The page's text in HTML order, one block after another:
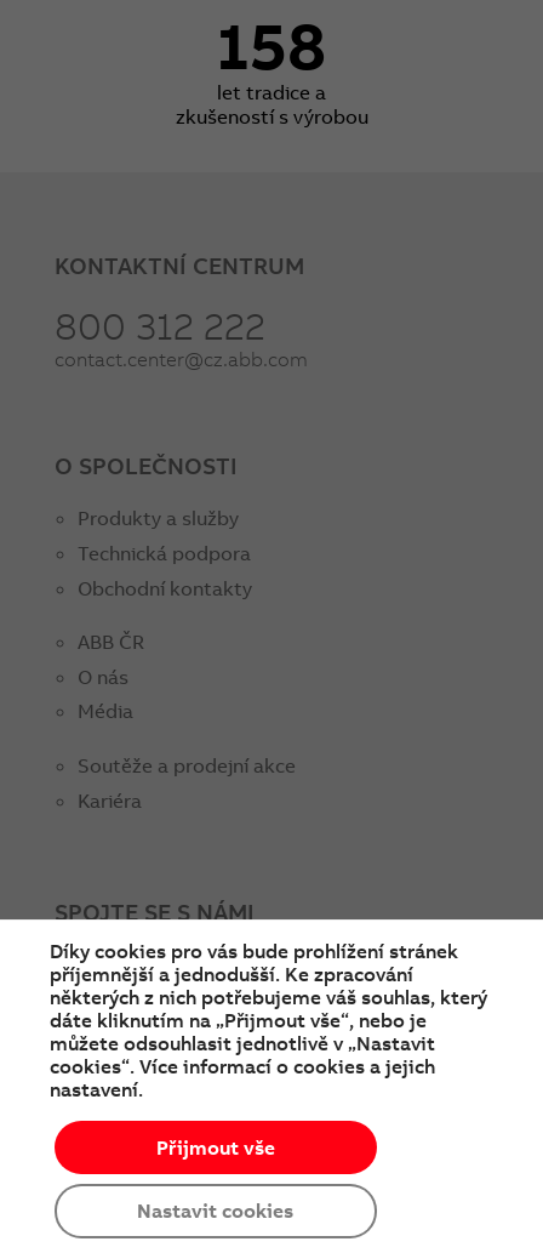
158
let tradice a
zkušeností s výrobou
KONTAKTNÍ CENTRUM
800 312 222
contact.center@cz.abb.com
O SPOLEČNOSTI
Produkty a služby
Technická podpora
Obchodní kontakty
ABB ČR
O nás
Média
Soutěže a prodejní akce
Kariéra
SPOJTE SE S NÁMI
facebookinstagramLinkedintwitteryoutube
© Copyright 2026 ABB
Podmínky používání
Cookies a ochrana soukromí
Díky cookies pro vás bude prohlížení stránek
příjemnější a jednodušší. Ke zpracování
některých z nich potřebujeme váš souhlas, který
dáte kliknutím na „Přijmout vše“, nebo je
můžete odsouhlasit jednotlivě v „Nastavit
cookies“. Více informací o cookies a jejich
nastavení.
Nastavit cookies
Přijmout vše